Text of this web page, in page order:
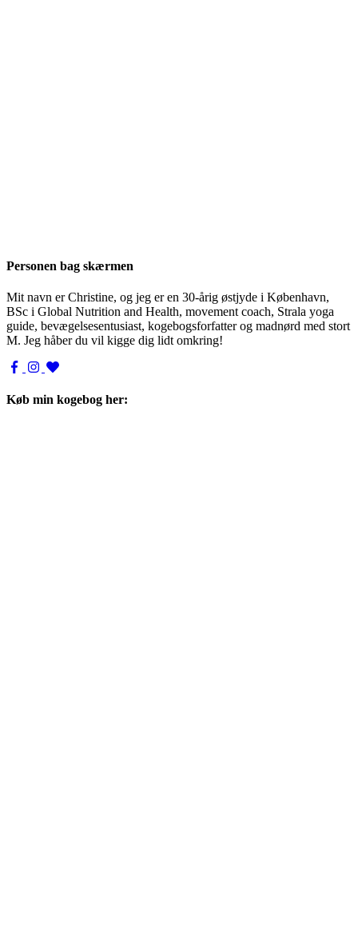
Personen bag skærmen
Mit navn er Christine, og jeg er en 30-årig østjyde i København,
BSc i Global Nutrition and Health, movement coach, Strala yoga
guide, bevægelsesentusiast, kogebogsforfatter og madnørd med stort
M. Jeg håber du vil kigge dig lidt omkring!
Køb min kogebog her: